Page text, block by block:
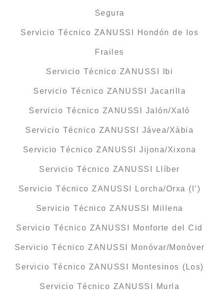
Segura
Servicio Técnico ZANUSSI Hondón de los
Frailes
Servicio Técnico ZANUSSI Ibi
Servicio Técnico ZANUSSI Jacarilla
Servicio Técnico ZANUSSI Jalón/Xaló
Servicio Técnico ZANUSSI Jávea/Xàbia
Servicio Técnico ZANUSSI Jijona/Xixona
Servicio Técnico ZANUSSI Llíber
Servicio Técnico ZANUSSI Lorcha/Orxa (l’)
Servicio Técnico ZANUSSI Millena
Servicio Técnico ZANUSSI Monforte del Cid
Servicio Técnico ZANUSSI Monóvar/Monòver
Servicio Técnico ZANUSSI Montesinos (Los)
Servicio Técnico ZANUSSI Murla